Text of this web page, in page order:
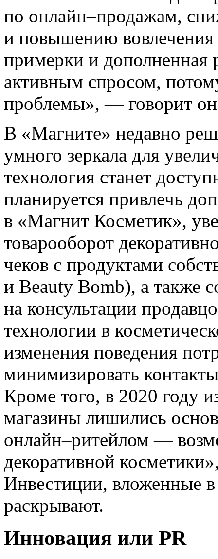
по онлайн–продажам,
и повышению вовлечения
примерки и дополненная
активным спросом,
проблемы», — говорит
В «Магните» недавно
умного зеркала для
технология станет
планируется привлечь
в «Магнит Косметик»,
товарооборот
чеков с продуктами
и Beauty Bomb), а также
на консультации
технологии в
изменения поведения
минимизировать
Кроме того, в 2020 году
магазины лишились
онлайн–ритейлом —
декоративной
Инвестиции, вложенные в
раскрывают.
Инновация или PR